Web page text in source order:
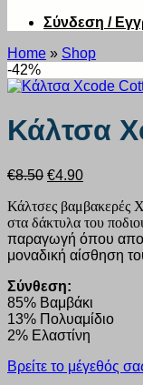
Σύνδεση /
Home » Shop
-42%
Κάλτσα
€8.50 Original
was:
€8.50.
€4.90Η
τιμή
είναι:
€4.90.
Κάλτσες βαμβακερές
στα δάκτυλα του
παραγωγή όπου
μοναδική αίσθηση
Σύνθεση:
85% Βαμβάκι
13% Πολυαμίδιο
2% Ελαστίνη
Βρείτε το μέγεθός